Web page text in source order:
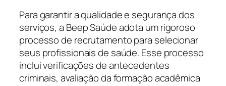
Para garantir a qualidade e segurança dos
serviços, a Beep Saúde adota um rigoroso
processo de recrutamento para selecionar
seus profissionais de saúde. Esse processo
inclui verificações de antecedentes
criminais, avaliação da formação acadêmica